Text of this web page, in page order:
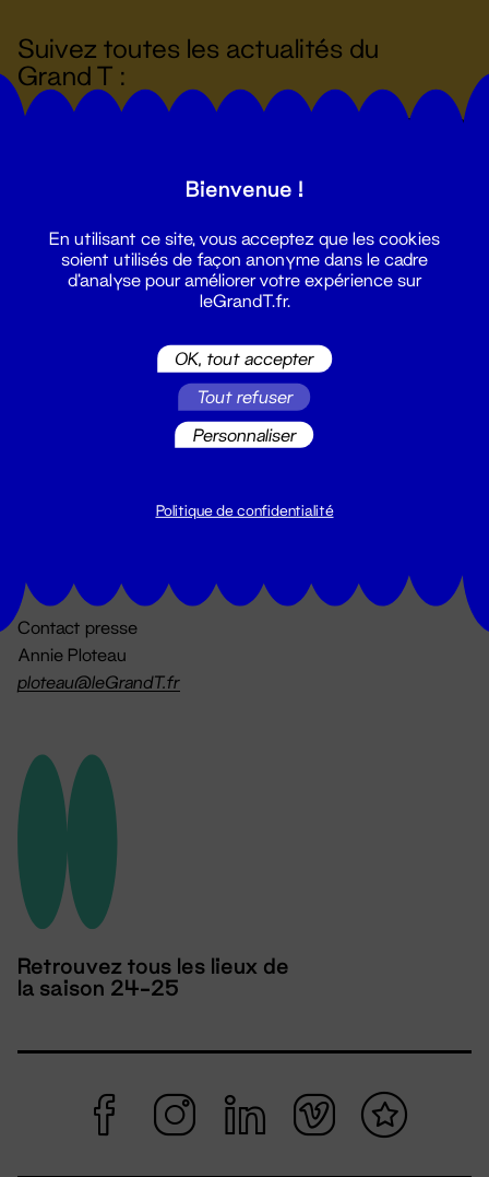
Suivez toutes les actualités du
Grand T :
billetterie@leGrandT.fr
Du lundi au vendredi 14h → 18h
Contact presse
Annie Ploteau
ploteau@leGrandT.fr
Retrouvez tous les lieux de
la saison 24-25
Bienvenue !
En utilisant ce site, vous acceptez que les cookies
soient utilisés de façon anonyme dans le cadre
d'analyse pour améliorer votre expérience sur
leGrandT.fr.
OK, tout accepter
Tout refuser
Personnaliser
Politique de confidentialité